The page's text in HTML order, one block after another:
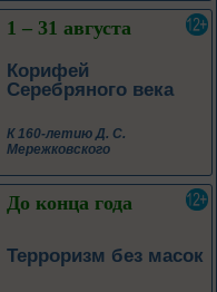
До конца года
Терроризм без масок
До конца года
Народов много –
страна одна